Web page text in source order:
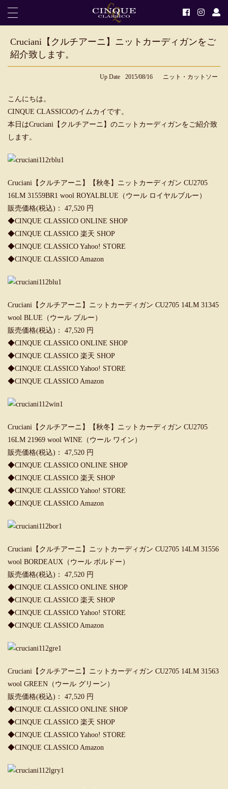
Cruciani【クルチアーニ】ニットカーディガンをご
紹介致します。
Up Date 2015/08/16 ニット・カットソー
こんにちは。
CINQUE CLASSICOのイムカイです。
本日はCruciani【クルチアーニ】のニットカーディガンをご紹介致
します。
Cruciani【クルチアーニ】【秋冬】ニットカーディガン CU2705
16LM 31559BR1 wool ROYALBLUE（ウール ロイヤルブルー）
販売価格(税込)： 47,520 円
◆CINQUE CLASSICO ONLINE SHOP
◆CINQUE CLASSICO 楽天 SHOP
◆CINQUE CLASSICO Yahoo! STORE
◆CINQUE CLASSICO Amazon
Cruciani【クルチアーニ】ニットカーディガン CU2705 14LM 31345
wool BLUE（ウール ブルー）
販売価格(税込)： 47,520 円
◆CINQUE CLASSICO ONLINE SHOP
◆CINQUE CLASSICO 楽天 SHOP
◆CINQUE CLASSICO Yahoo! STORE
◆CINQUE CLASSICO Amazon
Cruciani【クルチアーニ】【秋冬】ニットカーディガン CU2705
16LM 21969 wool WINE（ウール ワイン）
販売価格(税込)： 47,520 円
◆CINQUE CLASSICO ONLINE SHOP
◆CINQUE CLASSICO 楽天 SHOP
◆CINQUE CLASSICO Yahoo! STORE
◆CINQUE CLASSICO Amazon
Cruciani【クルチアーニ】ニットカーディガン CU2705 14LM 31556
wool BORDEAUX（ウール ボルドー）
販売価格(税込)： 47,520 円
◆CINQUE CLASSICO ONLINE SHOP
◆CINQUE CLASSICO 楽天 SHOP
◆CINQUE CLASSICO Yahoo! STORE
◆CINQUE CLASSICO Amazon
Cruciani【クルチアーニ】ニットカーディガン CU2705 14LM 31563
wool GREEN（ウール グリーン）
販売価格(税込)： 47,520 円
◆CINQUE CLASSICO ONLINE SHOP
◆CINQUE CLASSICO 楽天 SHOP
◆CINQUE CLASSICO Yahoo! STORE
◆CINQUE CLASSICO Amazon